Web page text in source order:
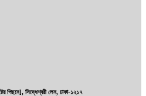
পিছনে], সিদ্ধেশ্বরী লেন, ঢাকা-১২১৭